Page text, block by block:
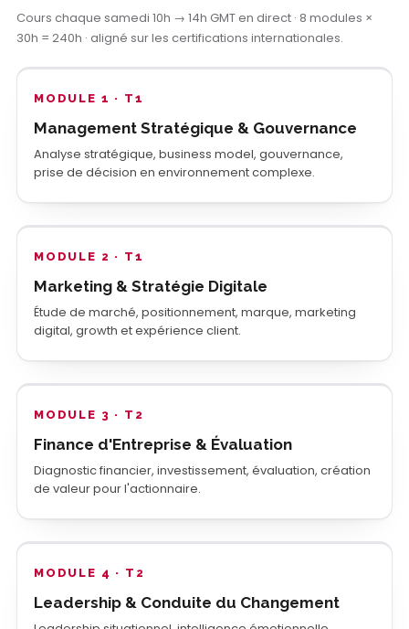
Cours chaque samedi 10h → 14h GMT en direct · 8 modules ×
30h = 240h · aligné sur les certifications internationales.
MODULE 1 · T1
Management Stratégique & Gouvernance
Analyse stratégique, business model, gouvernance,
prise de décision en environnement complexe.
MODULE 2 · T1
Marketing & Stratégie Digitale
Étude de marché, positionnement, marque, marketing
digital, growth et expérience client.
MODULE 3 · T2
Finance d'Entreprise & Évaluation
Diagnostic financier, investissement, évaluation, création
de valeur pour l'actionnaire.
MODULE 4 · T2
Leadership & Conduite du Changement